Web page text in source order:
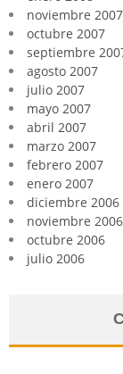
noviembre 2007
octubre 2007
septiembre
agosto 2007
julio 2007
mayo 2007
abril 2007
marzo 2007
febrero 2007
enero 2007
diciembre 2006
noviembre 2006
octubre 2006
julio 2006